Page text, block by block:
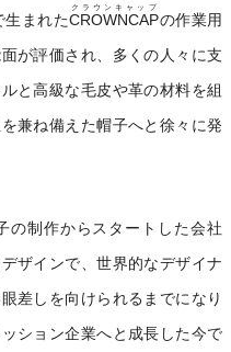
生まれたCROWNCAP
クラウンキャップ
の作業用
が評価され、多くの人々に支
と高級な毛皮や革の材料を組
兼ね備えた帽子へと徐々に発
の制作からスタートした会社
ザインで、世界的なデザイナ
差しを向けられるまでになり
ション企業へと成長した今で